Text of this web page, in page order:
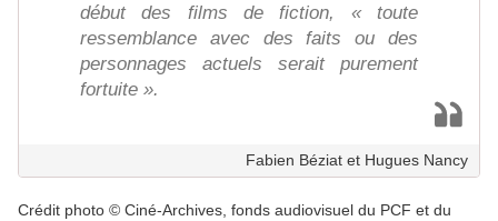
début des films de fiction, « toute
ressemblance avec des faits ou des
personnages actuels serait purement
fortuite ».
Fabien Béziat et Hugues Nancy
Crédit photo © Ciné-Archives, fonds audiovisuel du PCF et du